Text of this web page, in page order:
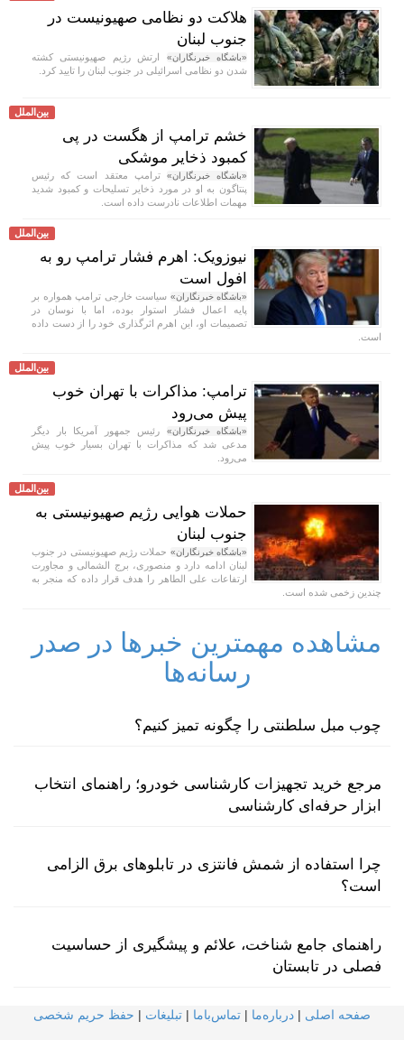
هلاکت دو نظامی صهیونیست در
جنوب لبنان
«باشگاه خبرنگاران» ارتش رژیم صهیونیستی کشته
شدن دو نظامی اسرائیلی در جنوب لبنان را تایید کرد.
بین‌الملل
خشم ترامپ از هگست در پی
کمبود ذخایر موشکی
«باشگاه خبرنگاران» ترامپ معتقد است که رئیس
پنتاگون به او در مورد ذخایر تسلیحات و کمبود شدید
مهمات اطلاعات نادرست داده است.
بین‌الملل
نیوزویک: اهرم فشار ترامپ رو به
افول است
«باشگاه خبرنگاران» سیاست خارجی ترامپ همواره بر
پایه اعمال فشار استوار بوده، اما با نوسان در
تصمیمات او، این اهرم اثرگذاری خود را از دست داده
است.
بین‌الملل
ترامپ: مذاکرات با تهران خوب
پیش می‌رود
«باشگاه خبرنگاران» رئیس جمهور آمریکا بار دیگر
مدعی شد که مذاکرات با تهران بسیار خوب پیش
می‌رود.
بین‌الملل
حملات هوایی رژیم صهیونیستی به
جنوب لبنان
«باشگاه خبرنگاران» حملات رژیم صهیونیستی در جنوب
لبنان ادامه دارد و منصوری، برج الشمالی و مجاورت
ارتفاعات علی الطاهر را هدف قرار داده که منجر به
چندین زخمی شده است.
مشاهده مهمترین خبرها در صدر
رسانه‌ها
چوب مبل سلطنتی را چگونه تمیز کنیم؟
مرجع خرید تجهیزات کارشناسی خودرو؛ راهنمای انتخاب
ابزار حرفه‌ای کارشناسی
چرا استفاده از شمش فانتزی در تابلوهای برق الزامی
است؟
راهنمای جامع شناخت، علائم و پیشگیری از حساسیت
فصلی در تابستان
صفحه اصلی | درباره‌ما | تماس‌با‌ما | تبلیغات | حفظ حریم شخصی